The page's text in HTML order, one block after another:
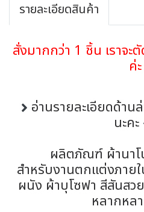
รายละเอียดสินค้า
สั่งมากกว่า 1 ชิ้น เราจะ
ค่ะ
อ่านรายละเอียดด้า
นะคะ
ผลิตภัณฑ์ ผ้านา
สำหรับงานตกแต่งภาย
ผนัง ผ้าบุโซฟา สีสันส
หลากหล